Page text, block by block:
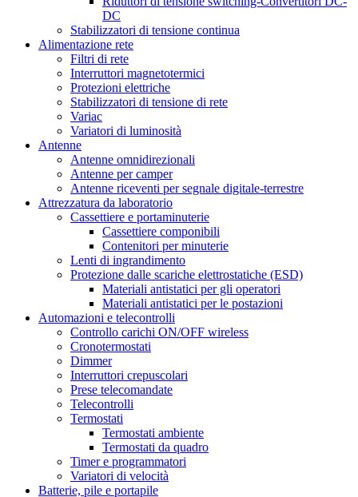
DC
Stabilizzatori di tensione continua
Alimentazione rete
Filtri di rete
Interruttori magnetotermici
Protezioni elettriche
Stabilizzatori di tensione di rete
Variac
Variatori di luminosità
Antenne
Antenne omnidirezionali
Antenne per camper
Antenne riceventi per segnale digitale-terrestre
Attrezzatura da laboratorio
Cassettiere e portaminuterie
Cassettiere componibili
Contenitori per minuterie
Lenti di ingrandimento
Protezione dalle scariche elettrostatiche (ESD)
Materiali antistatici per gli operatori
Materiali antistatici per le postazioni
Automazioni e telecontrolli
Controllo carichi ON/OFF wireless
Cronotermostati
Dimmer
Interruttori crepuscolari
Prese telecomandate
Telecontrolli
Termostati
Termostati ambiente
Termostati da quadro
Timer e programmatori
Variatori di velocità
Batterie, pile e portapile